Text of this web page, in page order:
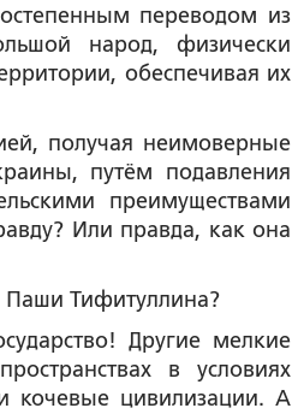
переводом из
народ, физически
обеспечивая их
получая неимоверные
путём подавления
преимуществами
Или правда, как она
Паши Тифитуллина?
Другие мелкие
в условиях
кочевые цивилизации. А